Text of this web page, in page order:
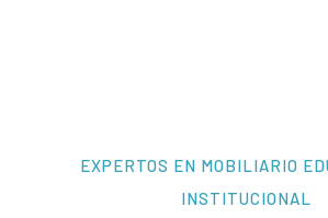
EXPERTOS EN MOBILIARIO
INSTITUCIONAL